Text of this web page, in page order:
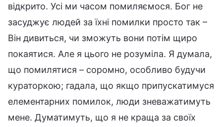
відкрито. Усі ми часом помиляємося. Бог не
засуджує людей за їхні помилки просто так –
Він дивиться, чи зможуть вони потім щиро
покаятися. Але я цього не розуміла. Я думала,
що помилятися – соромно, особливо будучи
кураторкою; гадала, що якщо припускатимуся
елементарних помилок, люди зневажатимуть
мене. Думатимуть, що я не краща за своїх